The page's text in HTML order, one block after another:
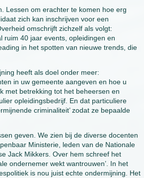
Lessen om erachter te komen hoe erg
zich kan inschrijven voor een
omschrijft zichzelf als volgt:
ruim 40 jaar events, opleidingen en
in het spotten van nieuwe trends, die
heeft als doel onder meer:
in uw gemeente aangeven en hoe u
met betrekking tot het beheersen en
opleidingsbedrijf. En dat particuliere
criminaliteit’ zodat ze bepaalde
geven. We zien bij de diverse docenten
Ministerie, leden van de Nationale
Jack Mikkers. Over hem schreef het
ondernemer wekt wantrouwen’. In het
is nou juist echte ondermijning. Het